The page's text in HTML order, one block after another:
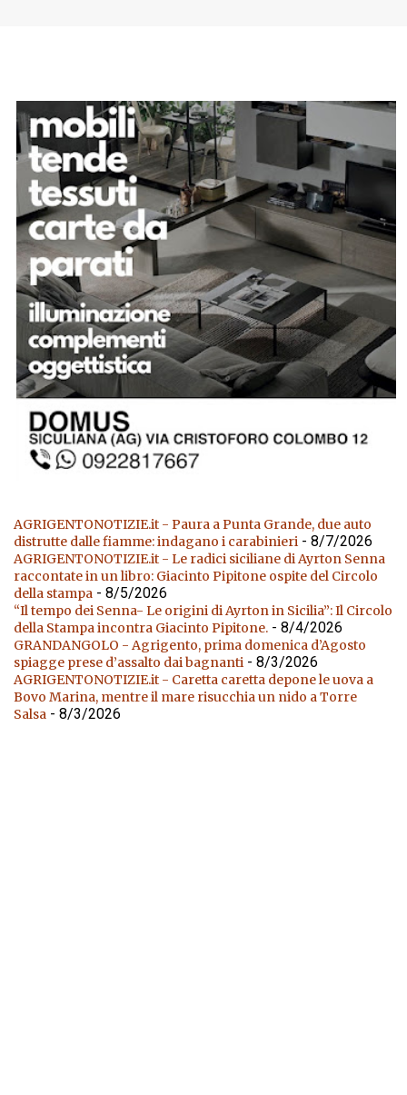
AGRIGENTONOTIZIE.it - Paura a Punta Grande, due auto
distrutte dalle fiamme: indagano i carabinieri - 8/7/2026
AGRIGENTONOTIZIE.it - Le radici siciliane di Ayrton Senna
raccontate in un libro: Giacinto Pipitone ospite del Circolo
della stampa - 8/5/2026
“Il tempo dei Senna- Le origini di Ayrton in Sicilia”: Il Circolo
della Stampa incontra Giacinto Pipitone. - 8/4/2026
GRANDANGOLO - Agrigento, prima domenica d’Agosto
spiagge prese d’assalto dai bagnanti - 8/3/2026
AGRIGENTONOTIZIE.it - Caretta caretta depone le uova a
Bovo Marina, mentre il mare risucchia un nido a Torre
Salsa - 8/3/2026